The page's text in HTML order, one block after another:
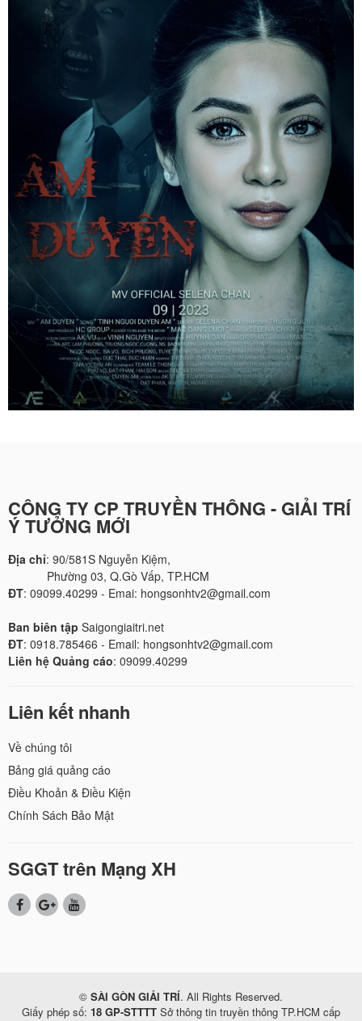
CÔNG TY CP TRUYỀN THÔNG - GIẢI TRÍ
Ý TƯỞNG MỚI
Địa chỉ: 90/581S Nguyễn Kiệm,
Phường 03, Q.Gò Vấp, TP.HCM
ĐT: 09099.40299 - Emai: hongsonhtv2@gmail.com
Ban biên tập Saigongiaitri.net
ĐT: 0918.785466 - Email: hongsonhtv2@gmail.com
Liên hệ Quảng cáo: 09099.40299
Liên kết nhanh
Về chúng tôi
Bảng giá quảng cáo
Điều Khoản & Điều Kiện
Chính Sách Bảo Mật
SGGT trên Mạng XH
© SÀI GÒN GIẢI TRÍ. All Rights Reserved.
Giấy phép số: 18 GP-STTTT Sở thông tin truyền thông TP.HCM cấp